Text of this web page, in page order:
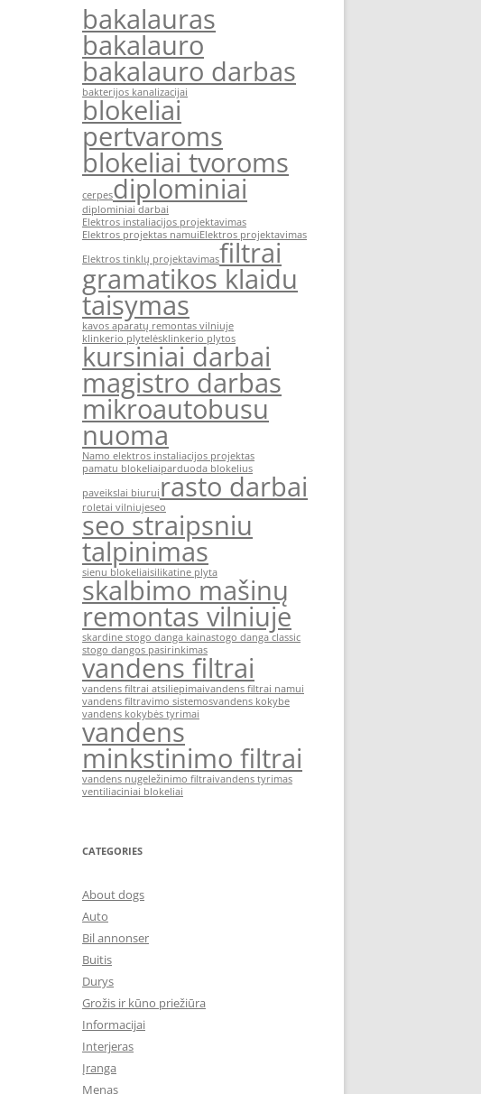
bakalauras
bakalauro
bakalauro darbas
bakterijos kanalizacijai
blokeliai
pertvaroms
blokeliai tvoroms
cerpesdiplominiai
diplominiai darbai
Elektros instaliacijos projektavimas
Elektros projektas namuiElektros projektavimas
Elektros tinklų projektavimasfiltrai
gramatikos klaidu
taisymas
kavos aparatų remontas vilniuje
klinkerio plytelėsklinkerio plytos
kursiniai darbai
magistro darbas
mikroautobusu
nuoma
Namo elektros instaliacijos projektas
pamatu blokeliaiparduoda blokelius
paveikslai biurui rasto darbai
roletai vilniujeseo
seo straipsniu
talpinimas
sienu blokeliaisilikatine plyta
skalbimo mašinų
remontas vilniuje
skardine stogo danga kainastogo danga classic
stogo dangos pasirinkimas
vandens filtrai
vandens filtrai atsiliepimaivandens filtrai namui
vandens filtravimo sistemosvandens kokybe
vandens kokybės tyrimai
vandens
minkstinimo filtrai
vandens nugeležinimo filtraivandens tyrimas
ventiliaciniai blokeliai
CATEGORIES
About dogs
Auto
Bil annonser
Buitis
Durys
Grožis ir kūno priežiūra
Informacijai
Interjeras
Įranga
Menas